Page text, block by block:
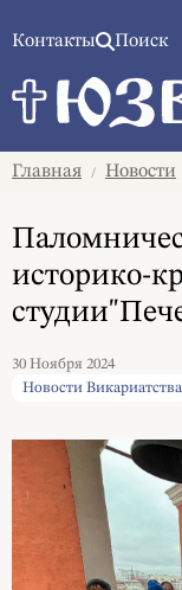
Контакты Поиск
Главная / Новости
историко-
30 Ноября 2024
Новости Викариатства